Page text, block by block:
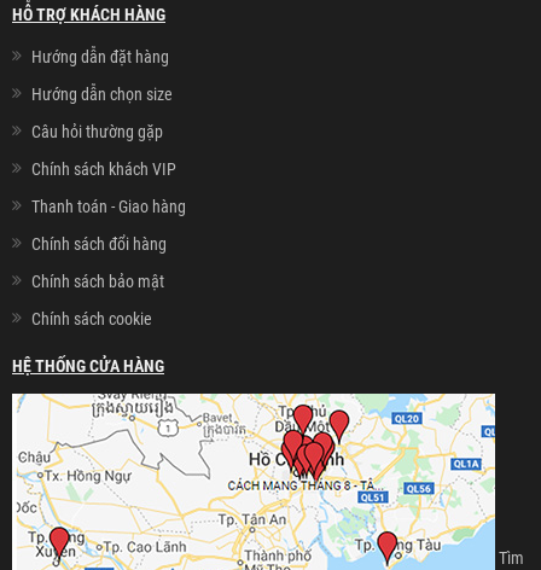
HỖ TRỢ KHÁCH HÀNG
Hướng dẫn đặt hàng
Hướng dẫn chọn size
Câu hỏi thường gặp
Chính sách khách VIP
Thanh toán - Giao hàng
Chính sách đổi hàng
Chính sách bảo mật
Chính sách cookie
HỆ THỐNG CỬA HÀNG
Tìm